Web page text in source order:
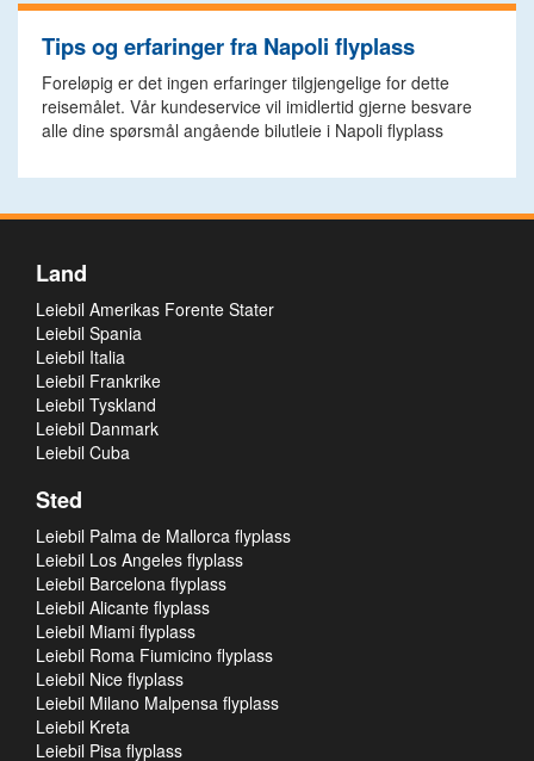
Tips og erfaringer fra Napoli flyplass
Foreløpig er det ingen erfaringer tilgjengelige for dette
reisemålet. Vår kundeservice vil imidlertid gjerne besvare
alle dine spørsmål angående bilutleie i Napoli flyplass
Land
Leiebil Amerikas Forente Stater
Leiebil Spania
Leiebil Italia
Leiebil Frankrike
Leiebil Tyskland
Leiebil Danmark
Leiebil Cuba
Sted
Leiebil Palma de Mallorca flyplass
Leiebil Los Angeles flyplass
Leiebil Barcelona flyplass
Leiebil Alicante flyplass
Leiebil Miami flyplass
Leiebil Roma Fiumicino flyplass
Leiebil Nice flyplass
Leiebil Milano Malpensa flyplass
Leiebil Kreta
Leiebil Pisa flyplass